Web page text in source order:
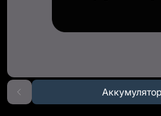
Аккумулятор